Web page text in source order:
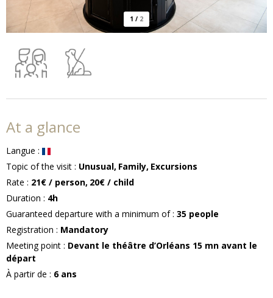
1 / 2
At a glance
Langue :
Topic of the visit : Unusual Family Excursions
Rate : 21€ / person 20€ / child
Duration : 4h
Guaranteed departure with a minimum of: 35 people
Registration : Mandatory
Meeting point : Devant le théâtre d’Orléans 15 mn avant le
départ
À partir de : 6 ans